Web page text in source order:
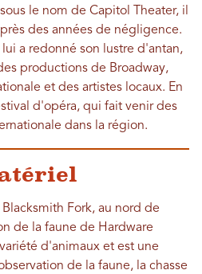
le nom de Capitol Theater, il
des années de négligence.
a redonné son lustre d'antan,
productions de Broadway,
et des artistes locaux. En
d'opéra, qui fait venir des
dans la région.
Fork, au nord de
de la faune de Hardware
d'animaux et est une
de la faune, la chasse